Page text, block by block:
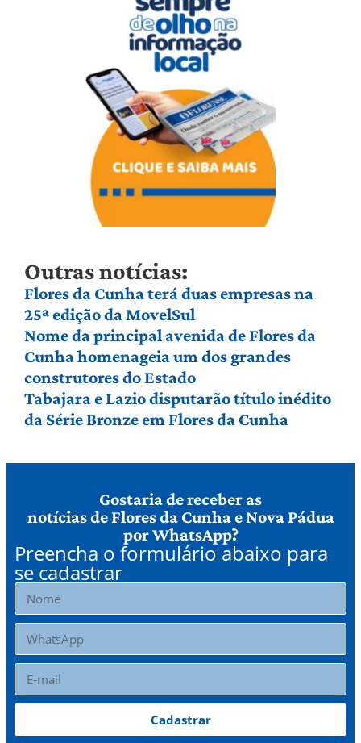
Outras notícias:
Flores da Cunha terá duas empresas na
25ª edição da MovelSul
Nome da principal avenida de Flores da
Cunha homenageia um dos grandes
construtores do Estado
Tabajara e Lazio disputarão título inédito
da Série Bronze em Flores da Cunha
Gostaria de receber as
notícias de Flores da Cunha e Nova Pádua
por WhatsApp?
Preencha o formulário abaixo para
se cadastrar
Cadastrar